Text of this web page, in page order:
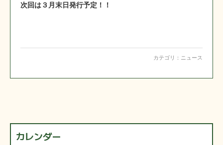
次回は３月末日発行予定！！
カテゴリ： ニュース
カレンダー